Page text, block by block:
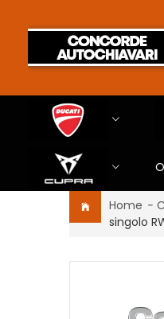
Home -
singolo